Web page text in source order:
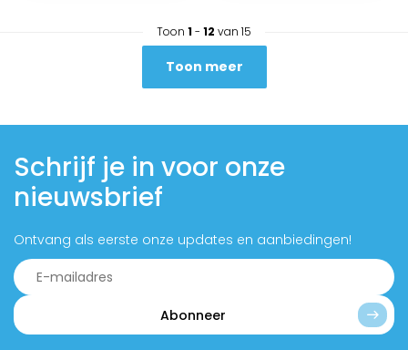
Toon 1- 12 van 15
Toon meer
Schrijf je in voor onze
nieuwsbrief
Ontvang als eerste onze updates en aanbiedingen!
Abonneer